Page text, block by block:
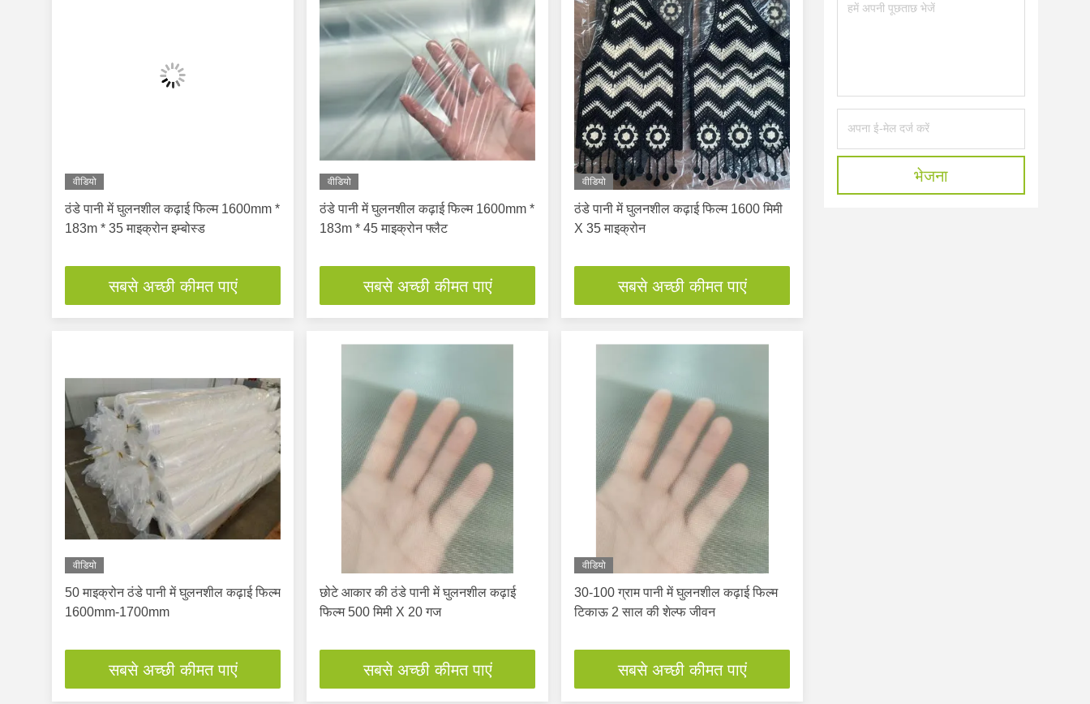
वीडियो
ठंडे पानी में घुलनशील कढ़ाई फिल्म 1600mm *
183m * 35 माइक्रोन इम्बोस्ड
सबसे अच्छी कीमत पाएं
वीडियो
ठंडे पानी में घुलनशील कढ़ाई फिल्म 1600mm *
183m * 45 माइक्रोन फ्लैट
सबसे अच्छी कीमत पाएं
वीडियो
ठंडे पानी में घुलनशील कढ़ाई फिल्म 1600 मिमी
X 35 माइक्रोन
सबसे अच्छी कीमत पाएं
वीडियो
50 माइक्रोन ठंडे पानी में घुलनशील कढ़ाई फिल्म
1600mm-1700mm
सबसे अच्छी कीमत पाएं
छोटे आकार की ठंडे पानी में घुलनशील कढ़ाई
फिल्म 500 मिमी X 20 गज
सबसे अच्छी कीमत पाएं
वीडियो
30-100 ग्राम पानी में घुलनशील कढ़ाई फिल्म
टिकाऊ 2 साल की शेल्फ जीवन
सबसे अच्छी कीमत पाएं
भेजना